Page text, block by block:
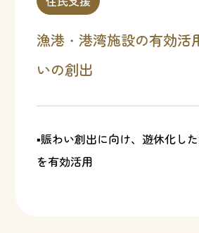
漁港・港湾施設の有効活
いの創出
▪賑わい創出に向け、遊休化し
を有効活用